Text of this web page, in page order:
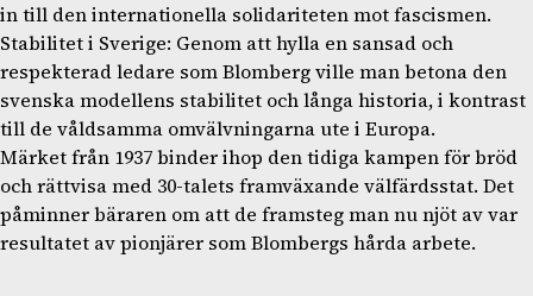
in till den internationella solidariteten mot fascismen.
Stabilitet i Sverige: Genom att hylla en sansad och
respekterad ledare som Blomberg ville man betona den
svenska modellens stabilitet och långa historia, i kontrast
till de våldsamma omvälvningarna ute i Europa.
Märket från 1937 binder ihop den tidiga kampen för bröd
och rättvisa med 30-talets framväxande välfärdsstat. Det
påminner bäraren om att de framsteg man nu njöt av var
resultatet av pionjärer som Blombergs hårda arbete.